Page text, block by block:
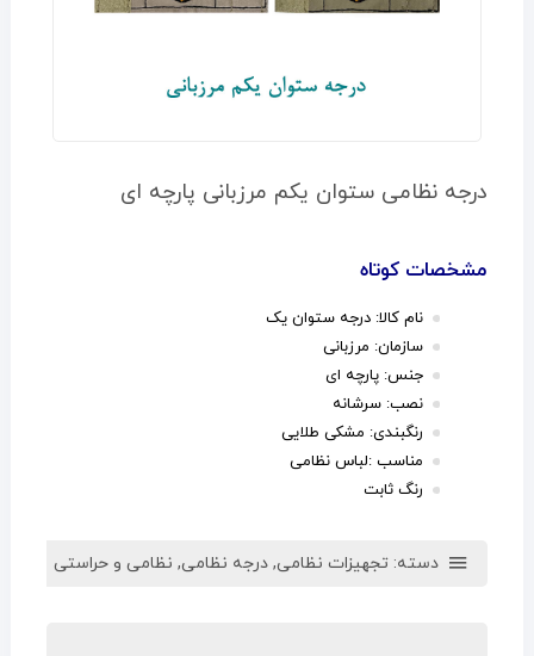
درجه نظامی ستوان یکم مرزبانی پارچه ای
مشخصات کوتاه
نام کالا: درجه ستوان یک
سازمان: مرزبانی
جنس: پارچه ای
نصب: سرشانه
رنگبندی: مشکی طلایی
مناسب :لباس نظامی
رنگ ثابت
دسته: تجهیزات نظامی, درجه نظامی, نظامی و حراستی